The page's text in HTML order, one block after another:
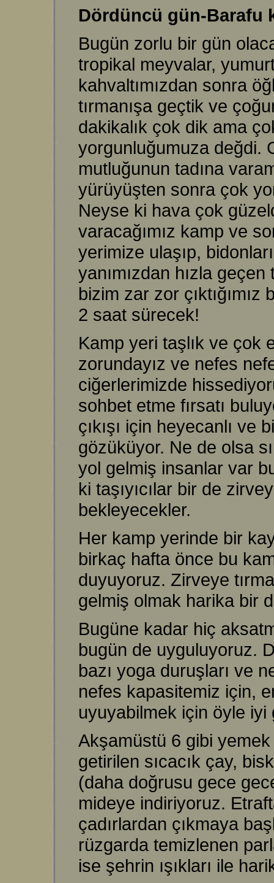
Dördüncü gün-Barafu
Bugün zorlu bir gün
tropikal meyvalar,
kahvaltımızdan sonra
tırmanışa geçtik ve
dakikalık çok dik ama
yorgunluğumuza değdi.
mutluğunun tadına
yürüyüşten sonra çok
Neyse ki hava çok
varacağımız kamp ve
yerimize ulaşıp,
yanımızdan hızla geçen
bizim zar zor
2 saat sürecek!
Kamp yeri taşlık ve çok
zorundayız ve nefes
ciğerlerimizde
sohbet etme fırsatı
çıkışı için heyecanlı
gözüküyor. Ne de olsa
yol gelmiş insanlar var
ki taşıyıcılar bir de
bekleyecekler.
Her kamp yerinde bir
birkaç hafta önce bu
duyuyoruz. Zirveye
gelmiş olmak harika bir
Bugüne kadar hiç
bugün de uyguluyoruz.
bazı yoga duruşları ve
nefes kapasitemiz için,
uyuyabilmek için öyle
Akşamüstü 6 gibi yemek
getirilen sıcacık çay,
(daha doğrusu gece
mideye indiriyoruz.
çadırlardan çıkmaya
rüzgarda temizlenen
ise şehrin ışıkları ile